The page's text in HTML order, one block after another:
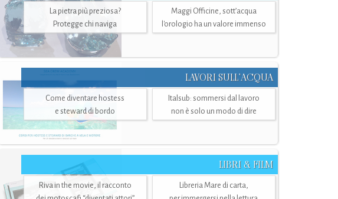
La pietra più preziosa?
Protegge chi naviga
Maggi Officine, sott’acqua
l'orologio ha un valore immenso
LAVORI SULL’ACQUA
Come diventare hostess
e steward di bordo
Italsub: sommersi dal lavoro
non è solo un modo di dire
LIBRI & FILM
Riva in the movie, il racconto
Libreria Mare di carta,